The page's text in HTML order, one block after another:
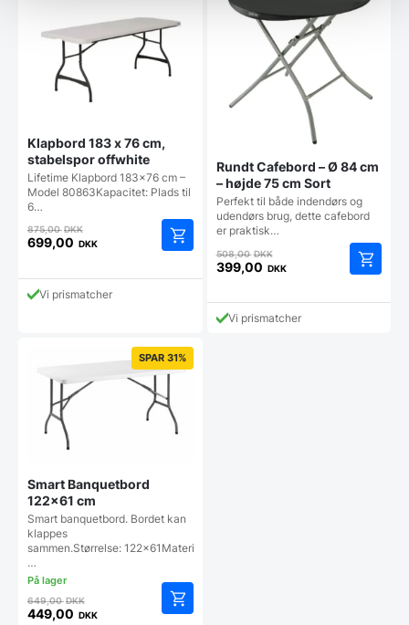
Klapbord 183 x 76 cm,
stabelspor offwhite
Lifetime Klapbord 183×76 cm –
Model 80863Kapacitet: Plads til
6…
875,00DKKDen
oprindelige
var:
875,00 DKK.
699,00 DKK
aktuelle
prisVi prismatcher
Rundt Cafebord – Ø 84 cm
– højde 75 cm Sort
Perfekt til både indendørs og
udendørs brug, dette cafebord
er praktisk…
508,00DKKDen
oprindelige
var:
508,00 DKK.
399,00 DKK
aktuelle
prisVi prismatcher
SPAR 31%
Smart Banquetbord
122×61 cm
Smart banquetbord. Bordet kan
klappes
sammen.Størrelse: 122x61Materiale:
…
649,00DKKDen
oprindelige
449,00 DKK